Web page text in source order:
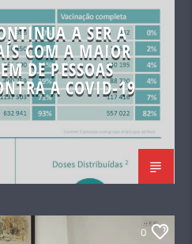
A SER A
COM A MAIOR
DE PESSOAS
A COVID-19
0